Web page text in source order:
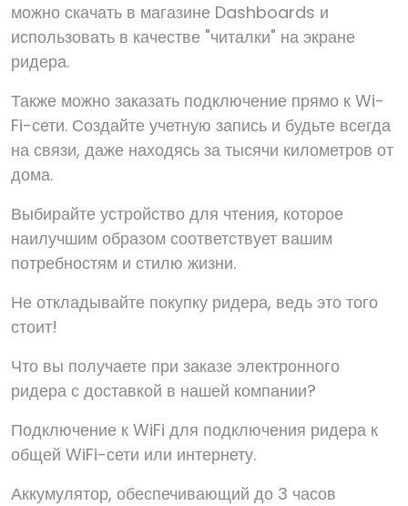
можно скачать в магазине Dashboards и
использовать в качестве "читалки" на экране
ридера.
Также можно заказать подключение прямо к Wi-
Fi-сети. Создайте учетную запись и будьте всегда
на связи, даже находясь за тысячи километров от
дома.
Выбирайте устройство для чтения, которое
наилучшим образом соответствует вашим
потребностям и стилю жизни.
Не откладывайте покупку ридера, ведь это того
стоит!
Что вы получаете при заказе электронного
ридера с доставкой в нашей компании?
Подключение к WiFi для подключения ридера к
общей WiFi-сети или интернету.
Аккумулятор, обеспечивающий до 3 часов